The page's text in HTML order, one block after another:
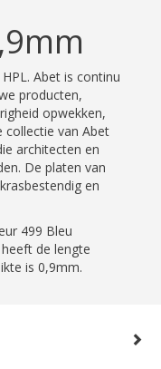
Abet is continu
producten,
opwekken,
collectie van Abet
architecten en
De platen van
en
499 Bleu
de lengte
is 0,9mm.